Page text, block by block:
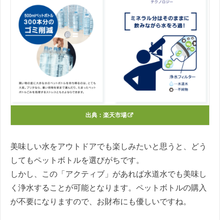
出典： 楽天市場
美味しい水をアウトドアでも楽しみたいと思うと、どう
してもペットボトルを選びがちです。
しかし、この「アクティブ」があれば水道水でも美味し
く浄水することが可能となります。ペットボトルの購入
が不要になりますので、お財布にも優しいですね。